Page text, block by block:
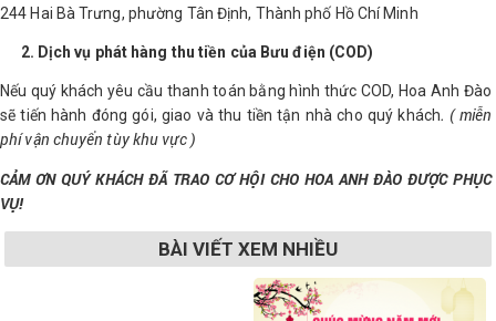
244 Hai Bà Trưng, phường Tân Định, Thành phố Hồ Chí Minh
2. Dịch vụ phát hàng thu tiền của Bưu điện (COD)
Nếu quý khách yêu cầu thanh toán bằng hình thức COD, Hoa Anh Đào
sẽ tiến hành đóng gói, giao và thu tiền tận nhà cho quý khách. ( miễn
phí vận chuyển tùy khu vực )
CẢM ƠN QUÝ KHÁCH ĐÃ TRAO CƠ HỘI CHO HOA ANH ĐÀO ĐƯỢC PHỤC
VỤ!
BÀI VIẾT XEM NHIỀU